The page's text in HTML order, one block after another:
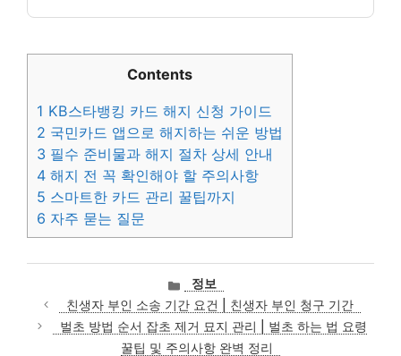
Contents
1 KB스타뱅킹 카드 해지 신청 가이드
2 국민카드 앱으로 해지하는 쉬운 방법
3 필수 준비물과 해지 절차 상세 안내
4 해지 전 꼭 확인해야 할 주의사항
5 스마트한 카드 관리 꿀팁까지
6 자주 묻는 질문
카
테
고
리
정보
친생자 부인 소송 기간 요건 | 친생자 부인 청구 기간
벌초 방법 순서 잡초 제거 묘지 관리 | 벌초 하는 법 요령
꿀팁 및 주의사항 완벽 정리